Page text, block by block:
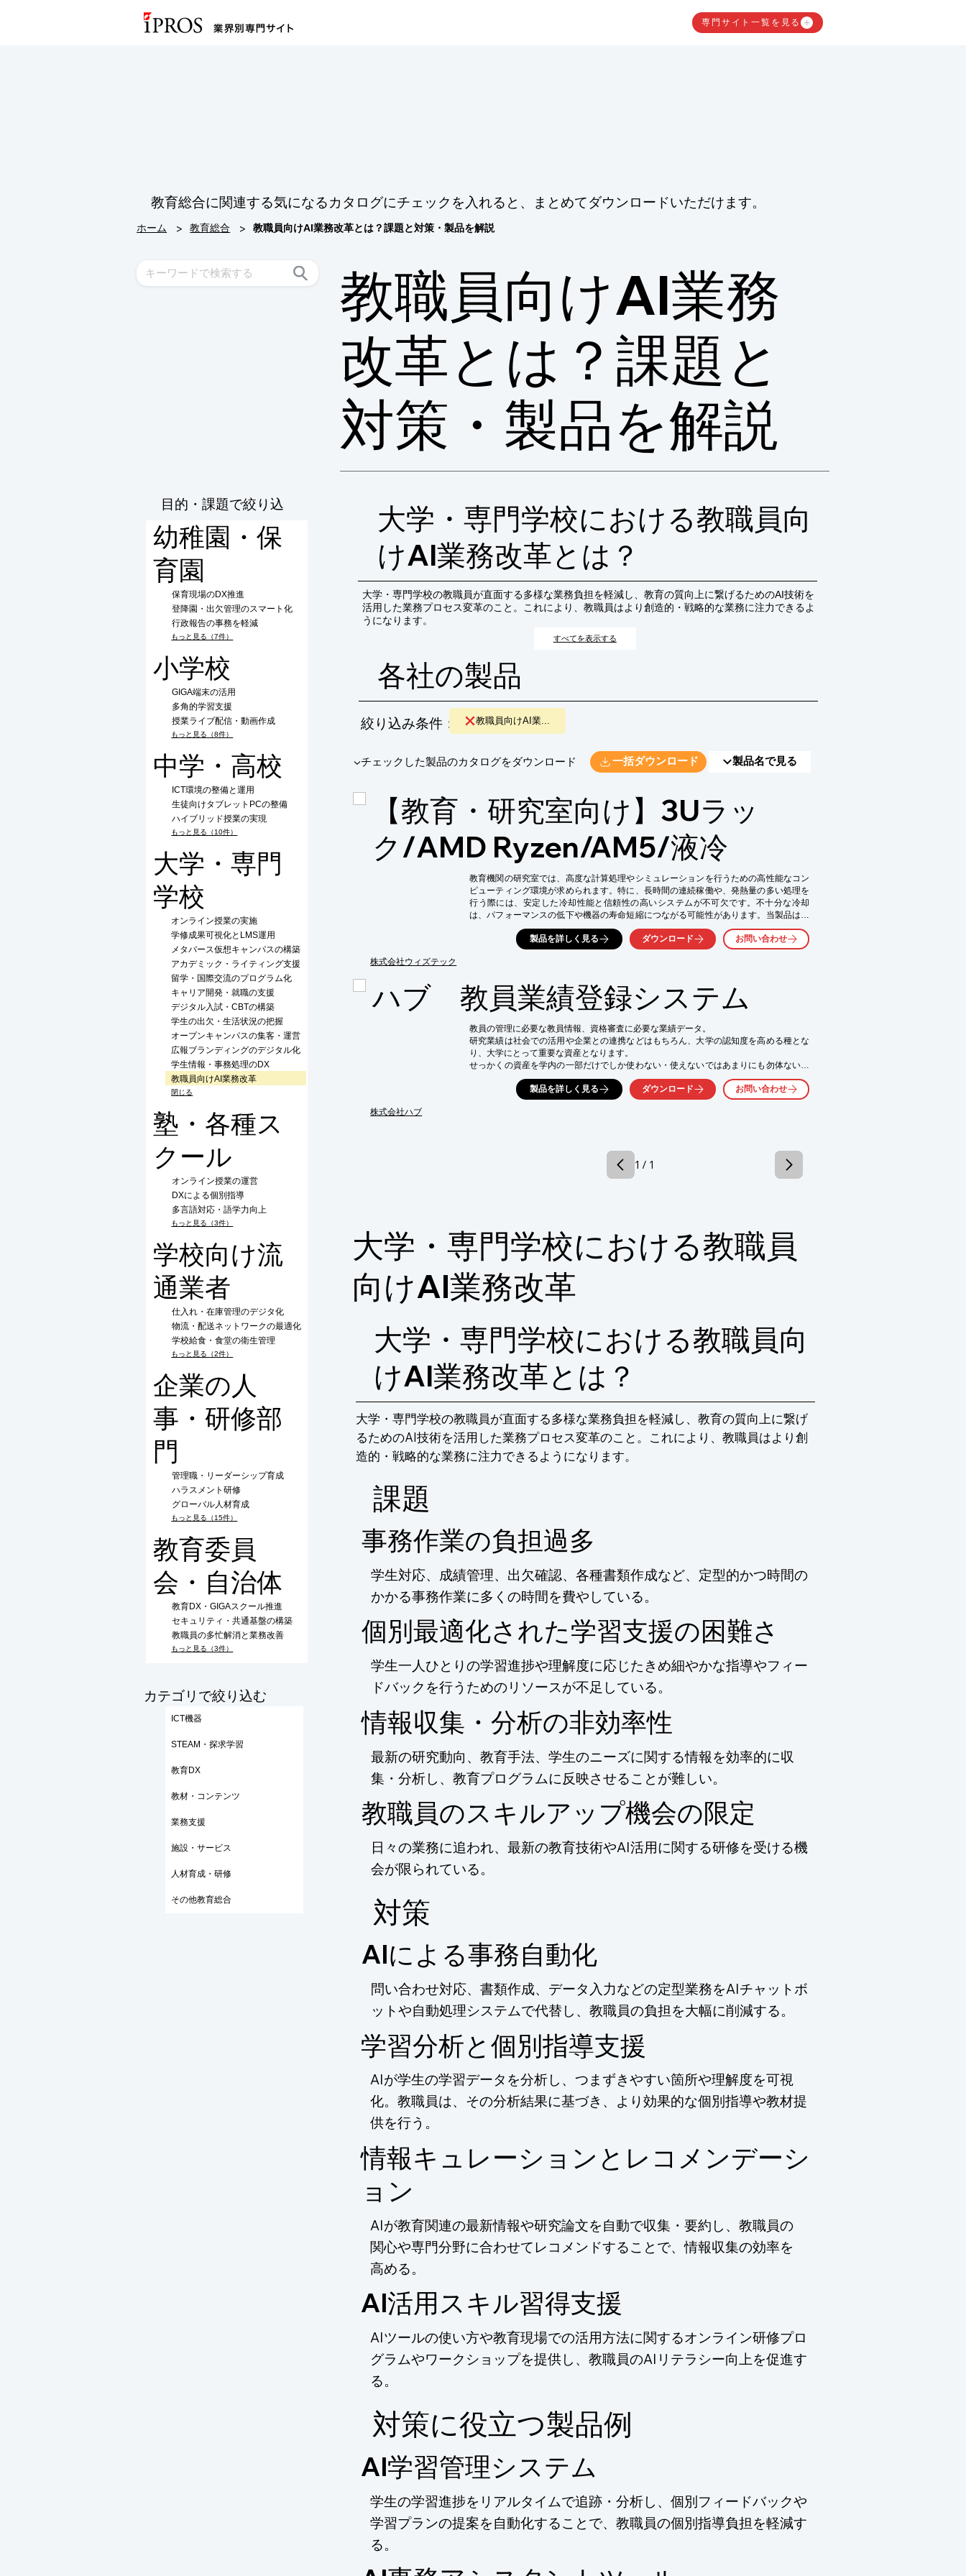
専門サイト一覧を見る
教育総合に関連する気になるカタログにチェックを入れると、まとめてダウンロードいただけます。
ホーム > 教育総合 > 教職員向けAI業務改革とは？課題と対策・製品を解説
教職員向けAI業務
改革とは？課題と
対策・製品を解説
目的・課題で絞り込
む
幼稚園・保
育園
保育現場のDX推進
登降園・出欠管理のスマート化
行政報告の事務を軽減
もっと見る（7件）
小学校
GIGA端末の活用
多角的学習支援
授業ライブ配信・動画作成
もっと見る（8件）
中学・高校
ICT環境の整備と運用
生徒向けタブレットPCの整備
ハイブリッド授業の実現
もっと見る（10件）
大学・専門
学校
オンライン授業の実施
学修成果可視化とLMS運用
メタバース仮想キャンパスの構築
アカデミック・ライティング支援
留学・国際交流のプログラム化
キャリア開発・就職の支援
デジタル入試・CBTの構築
学生の出欠・生活状況の把握
オープンキャンパスの集客・運営
広報ブランディングのデジタル化
学生情報・事務処理のDX
教職員向けAI業務改革
閉じる
塾・各種ス
クール
オンライン授業の運営
DXによる個別指導
多言語対応・語学力向上
もっと見る（3件）
学校向け流
通業者
仕入れ・在庫管理のデジタ化
物流・配送ネットワークの最適化
学校給食・食堂の衛生管理
もっと見る（2件）
企業の人
事・研修部
門
管理職・リーダーシップ育成
ハラスメント研修
グローバル人材育成
もっと見る（15件）
教育委員
会・自治体
教育DX・GIGAスクール推進
セキュリティ・共通基盤の構築
教職員の多忙解消と業務改善
もっと見る（3件）
​カテゴリで絞り込む
ICT機器
STEAM・探求学習
教育DX
教材・コンテンツ
業務支援
施設・サービス
人材育成・研修
その他教育総合
大学・専門学校における教職員向
けAI業務改革とは？
大学・専門学校の教職員が直面する多様な業務負担を軽減し、教育の質向上に繋げるためのAI技術を
活用した業務プロセス変革のこと。これにより、教職員はより創造的・戦略的な業務に注力できるよ
うになります。
すべてを表示する
各社の製品
絞り込み条件： 教職員向けAI業...
​▼チェックした製品のカタログをダウンロード 一括ダウンロード 製品名で見る
【教育・研究室向け】3Uラッ
ク/AMD Ryzen/AM5/液冷
株式会社ウィズテック
教育機関の研究室では、高度な計算処理やシミュレーションを行うための高性能なコン
ピューティング環境が求められます。特に、長時間の連続稼働や、発熱量の多い処理を
行う際には、安定した冷却性能と信頼性の高いシステムが不可欠です。不十分な冷却
は、パフォーマンスの低下や機器の寿命短縮につながる可能性があります。当製品は、
液冷CPUクーラーを搭載し、コンパクトな3Uサイズながらも、AMD Ryzen AM5対応の
高性能CPUを効率的に冷却します。
・AI/機械学習の研究開発
・高度な科学計算
・安定した冷却性能による長時間の連続稼働
・高性能CPUの能力を最大限に引き出し、研究開発の効率化
・コンパクトな3Uサイズで、限られたスペースへの設置も容易
製品を詳しく見る ダウンロード お問い合わせ
ハブ 教員業績登録システム
株式会社ハブ
教員の管理に必要な教員情報、資格審査に必要な業績データ。
研究業績は社会での活用や企業との連携などはもちろん、大学の認知度を高める種とな
り、大学にとって重要な資産となります。
せっかくの資産を学内の一部だけでしか使わない・使えないではあまりにも勿体ないと
思いませんか？
貴重な資産をフル活用させる、そのお手伝いをします。
製品を詳しく見る ダウンロード お問い合わせ
1 / 1
大学・専門学校における教職員
向けAI業務改革
大学・専門学校における教職員向
けAI業務改革とは？
大学・専門学校の教職員が直面する多様な業務負担を軽減し、教育の質向上に繋げ
るためのAI技術を活用した業務プロセス変革のこと。これにより、教職員はより創
造的・戦略的な業務に注力できるようになります。
​課題
事務作業の負担過多
学生対応、成績管理、出欠確認、各種書類作成など、定型的かつ時間の
かかる事務作業に多くの時間を費やしている。
個別最適化された学習支援の困難さ
学生一人ひとりの学習進捗や理解度に応じたきめ細やかな指導やフィー
ドバックを行うためのリソースが不足している。
情報収集・分析の非効率性
最新の研究動向、教育手法、学生のニーズに関する情報を効率的に収
集・分析し、教育プログラムに反映させることが難しい。
教職員のスキルアップ機会の限定
日々の業務に追われ、最新の教育技術やAI活用に関する研修を受ける機
会が限られている。
​対策
AIによる事務自動化
問い合わせ対応、書類作成、データ入力などの定型業務をAIチャットボ
ットや自動処理システムで代替し、教職員の負担を大幅に削減する。
学習分析と個別指導支援
AIが学生の学習データを分析し、つまずきやすい箇所や理解度を可視
化。教職員は、その分析結果に基づき、より効果的な個別指導や教材提
供を行う。
情報キュレーションとレコメンデーシ
ョン
AIが教育関連の最新情報や研究論文を自動で収集・要約し、教職員の
関心や専門分野に合わせてレコメンドすることで、情報収集の効率を
高める。
AI活用スキル習得支援
AIツールの使い方や教育現場での活用方法に関するオンライン研修プロ
グラムやワークショップを提供し、教職員のAIリテラシー向上を促進す
る。
​対策に役立つ製品例
AI学習管理システム
学生の学習進捗をリアルタイムで追跡・分析し、個別フィードバックや
学習プランの提案を自動化することで、教職員の個別指導負担を軽減す
る。